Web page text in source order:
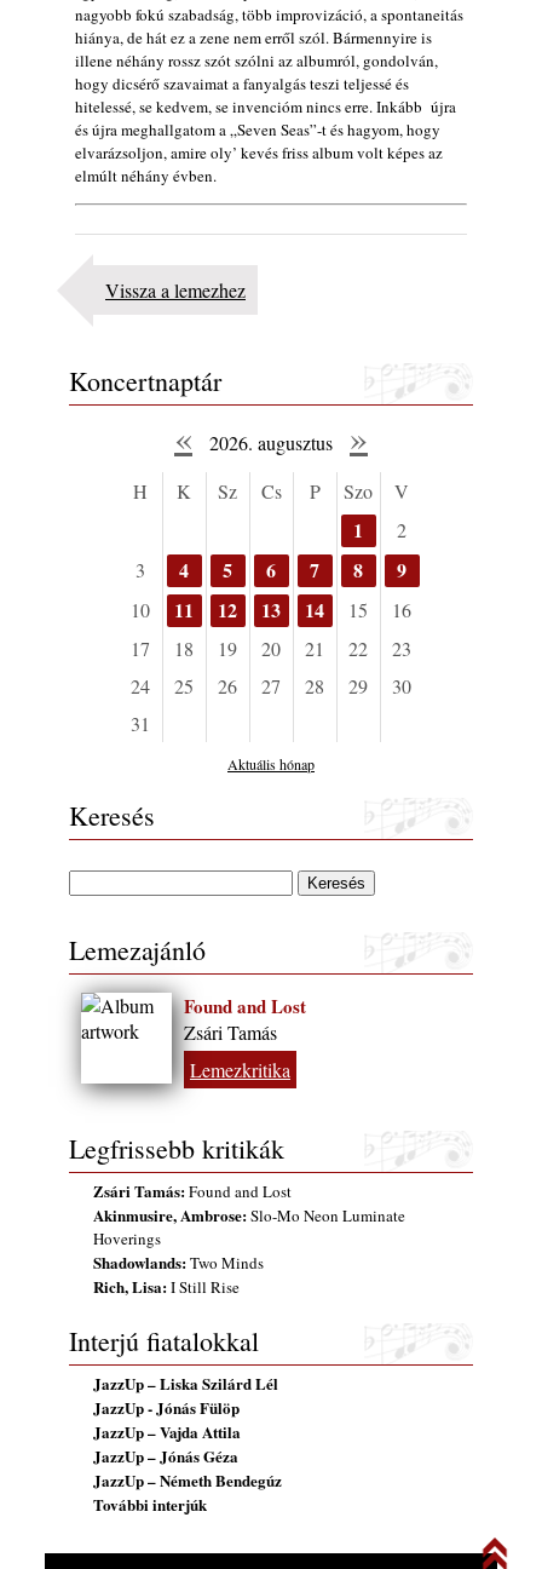
2026. július 25.
FREE JAZZ ALBUMS 2026 - 134. rész
2026. július 16.
A free jazz kiemelkedő alakjai - 79. rész:
Marion Brown
2026. július 13.
nagyobb fokú szabadság, több improvizáció, a spontaneitás
hiánya, de hát ez a zene nem erről szól. Bármennyire is
illene néhány rossz szót szólni az albumról, gondolván,
hogy dicsérő szavaimat a fanyalgás teszi teljessé és
hitelessé, se kedvem, se invencióm nincs erre. Inkább újra
és újra meghallgatom a „Seven Seas”-t és hagyom, hogy
elvarázsoljon, amire oly’ kevés friss album volt képes az
elmúlt néhány évben.
Vissza a lemezhez
Koncertnaptár
« 2026. augusztus »
H K Sz Cs P Szo V
1
2
3
4 5 6 7 8 9
10 11 12 13 14 15
16
17
18 19 20 21 22
23
24
25 26 27 28 29
30
31
Aktuális hónap
Keresés
Lemezajánló
Found and Lost
Zsári Tamás
Lemezkritika
Legfrissebb kritikák
Zsári Tamás:Found and Lost
Akinmusire, Ambrose:Slo-Mo Neon Luminate
Hoverings
Shadowlands:Two Minds
Rich, Lisa:I Still Rise
Interjú fiatalokkal
JazzUp – Liska Szilárd Lél
JazzUp - Jónás Fülöp
JazzUp – Vajda Attila
JazzUp – Jónás Géza
JazzUp – Németh Bendegúz
További interjúk